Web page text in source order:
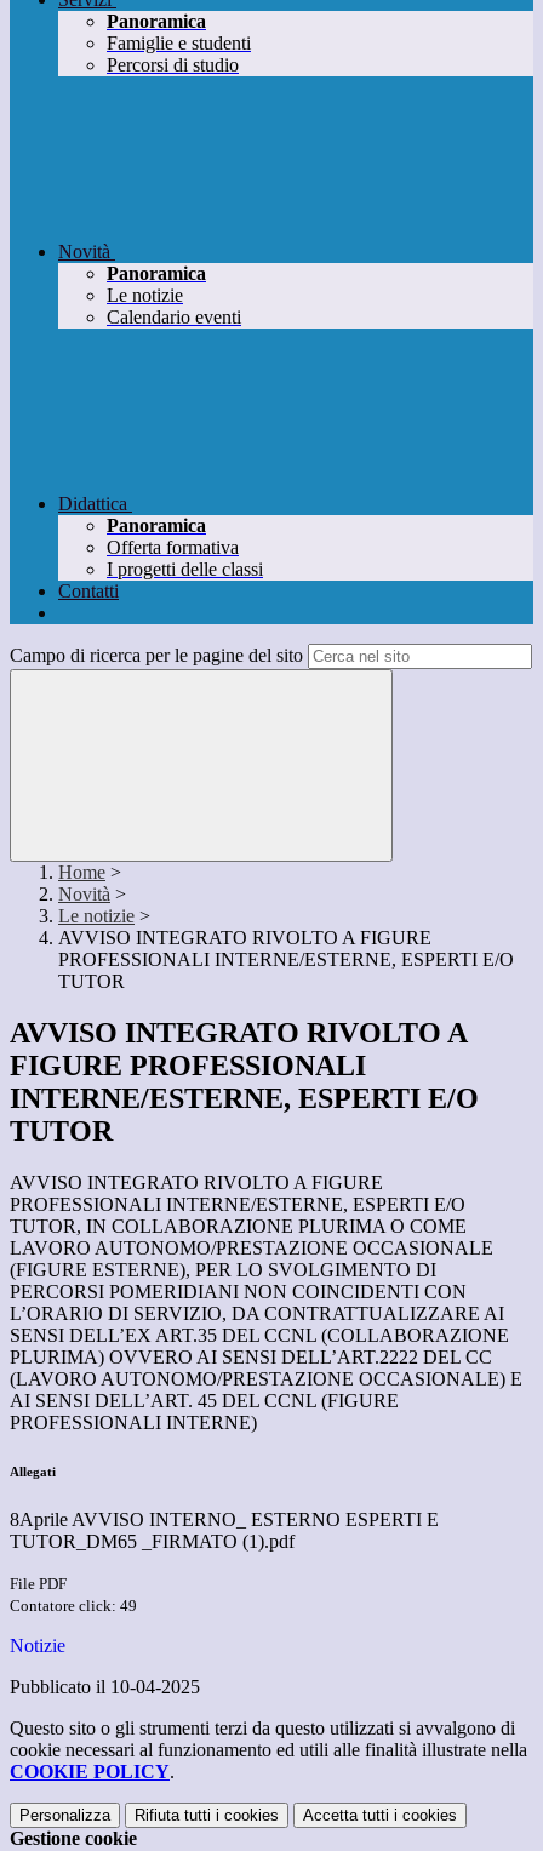
Panoramica
Famiglie e studenti
Percorsi di studio
Novità
Panoramica
Le notizie
Calendario eventi
Didattica
Panoramica
Offerta formativa
I progetti delle classi
Contatti
Campo di ricerca per le pagine del sito
Home >
Novità >
Le notizie >
AVVISO INTEGRATO RIVOLTO A FIGURE
PROFESSIONALI INTERNE/ESTERNE, ESPERTI E/O
TUTOR
AVVISO INTEGRATO RIVOLTO A
FIGURE PROFESSIONALI
INTERNE/ESTERNE, ESPERTI E/O
TUTOR
AVVISO INTEGRATO RIVOLTO A FIGURE
PROFESSIONALI INTERNE/ESTERNE, ESPERTI E/O
TUTOR, IN COLLABORAZIONE PLURIMA O COME
LAVORO AUTONOMO/PRESTAZIONE OCCASIONALE
(FIGURE ESTERNE), PER LO SVOLGIMENTO DI
PERCORSI POMERIDIANI NON COINCIDENTI CON
L’ORARIO DI SERVIZIO, DA CONTRATTUALIZZARE AI
SENSI DELL’EX ART.35 DEL CCNL (COLLABORAZIONE
PLURIMA) OVVERO AI SENSI DELL’ART.2222 DEL CC
(LAVORO AUTONOMO/PRESTAZIONE OCCASIONALE) E
AI SENSI DELL’ART. 45 DEL CCNL (FIGURE
PROFESSIONALI INTERNE)
Allegati
8Aprile AVVISO INTERNO_ ESTERNO ESPERTI E
TUTOR_DM65 _FIRMATO (1).pdf
File PDF
Contatore click: 49
Notizie
Pubblicato il 10-04-2025
Questo sito o gli strumenti terzi da questo utilizzati si avvalgono di
cookie necessari al funzionamento ed utili alle finalità illustrate nella
COOKIE POLICY.
Personalizza Rifiuta tutti i cookies Accetta tutti i cookies
Gestione cookie